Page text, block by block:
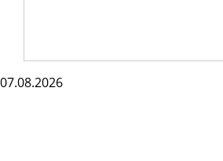
07.08.2026